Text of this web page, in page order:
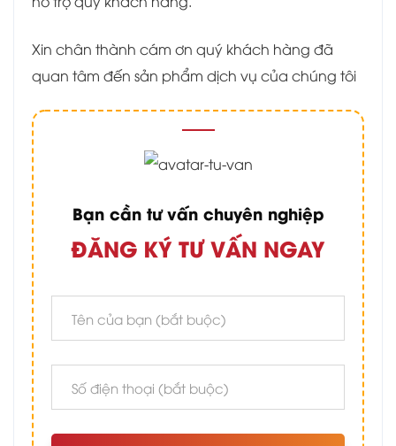
Xin chân thành cám ơn quý khách hàng đã
quan tâm đến sản phẩm dịch vụ của chúng tôi
Bạn cần tư vấn chuyên nghiệp
ĐĂNG KÝ TƯ VẤN NGAY